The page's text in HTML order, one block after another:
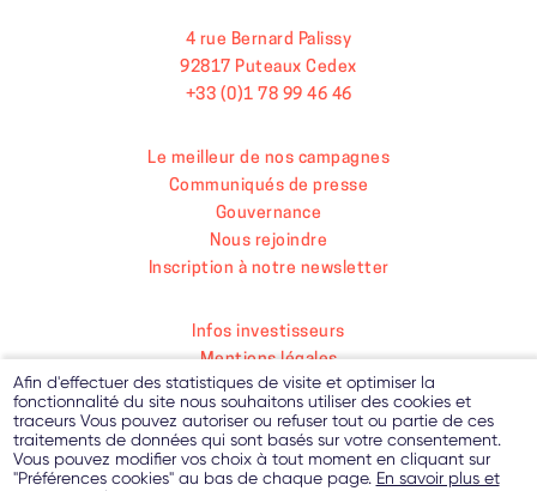
4 rue Bernard Palissy
92817 Puteaux Cedex
+33 (0)1 78 99 46 46
Le meilleur de nos campagnes
Communiqués de presse
Gouvernance
Nous rejoindre
Inscription à notre newsletter
Infos investisseurs
Mentions légales
Paramétrer les cookies
Politique de protection des données personnelles
Contact
Afin d'effectuer des statistiques de visite et optimiser la
fonctionnalité du site nous souhaitons utiliser des cookies et
traceurs Vous pouvez autoriser ou refuser tout ou partie de ces
traitements de données qui sont basés sur votre consentement.
Vous pouvez modifier vos choix à tout moment en cliquant sur
"Préférences cookies" au bas de chaque page. En savoir plus et